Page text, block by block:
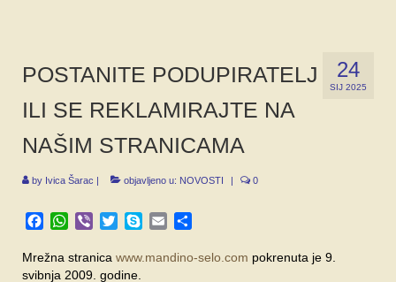
NAŠA BAŠTINA
FORUM
24
SIJ 2025
POSTANITE PODUPIRATELJ
ILI SE REKLAMIRAJTE NA
NAŠIM STRANICAMA
by Ivica Šarac objavljeno u: NOVOSTI 0
Facebook
WhatsApp
Viber TwitterSkypeEmail
Mrežna stranica www.mandino-selo.com pokrenuta je 9.
svibnja 2009. godine.